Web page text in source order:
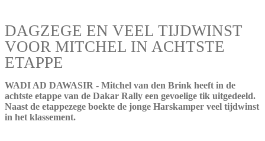
DAGZEGE EN VEEL TIJDWINST
VOOR MITCHEL IN ACHTSTE
ETAPPE
WADI AD DAWASIR - Mitchel van den Brink heeft in de
achtste etappe van de Dakar Rally een gevoelige tik uitgedeeld.
Naast de etappezege boekte de jonge Harskamper veel tijdwinst
in het klassement.